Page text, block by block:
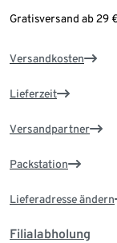
Gratisversand ab 29
Versandkosten
Lieferzeit
Versandpartner
Packstation
Lieferadresse ändern
Filialabholung